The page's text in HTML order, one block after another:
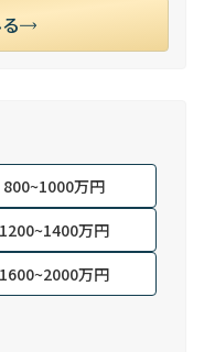
800~1000万円
1200~1400万円
1600~2000万円